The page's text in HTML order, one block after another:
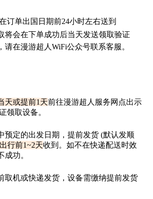
订单出国日期前24小时左右送到
将会在下单成功后当天发送领取验证
请在漫游超人 WiFi公众号联系客服。
天或提前1天前往漫游超人服务网点出示
领取设备。
预定的出发日期，提前发货 (默认发顺
出行前1~2天收到。如不在快递配送时效
成功。
取机或快递发货，设备需缴纳提前发货